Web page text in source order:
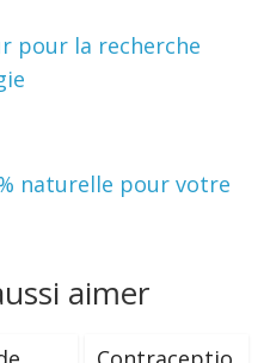
pour la recherche
naturelle pour votre
aimer